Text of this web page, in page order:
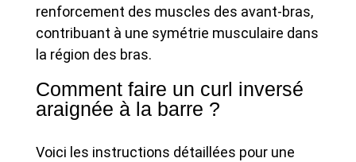
renforcement des muscles des avant-bras,
contribuant à une symétrie musculaire dans
la région des bras.
Comment faire un curl inversé
araignée à la barre ?
Voici les instructions détaillées pour une